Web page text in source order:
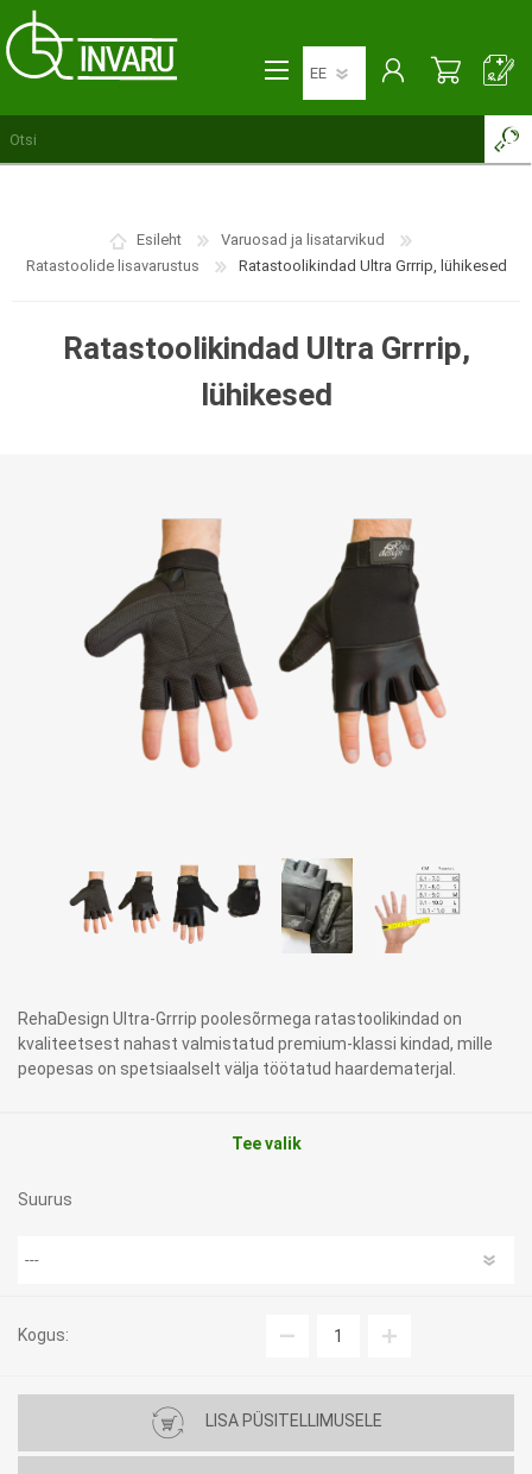
Esileht
Varuosad ja lisatarvikud
Ratastoolide lisavarustus
Ratastoolikindad Ultra Grrrip, lühikesed
Ratastoolikindad Ultra Grrrip,
lühikesed
RehaDesign Ultra-Grrrip poolesõrmega ratastoolikindad on
kvaliteetsest nahast valmistatud premium-klassi kindad, mille
peopesas on spetsiaalselt välja töötatud haardematerjal.
Tee valik
Suurus
Kogus:
LISA PÜSITELLIMUSELE